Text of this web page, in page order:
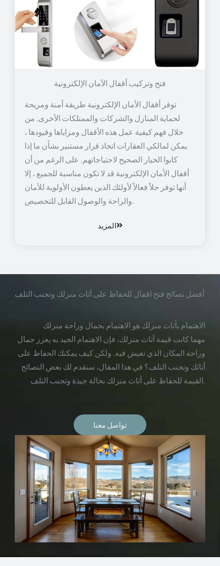
توفر أقفال الأمان الإلكترونية طريقة آمنة ومريحة
لحماية المنازل والشركات والممتلكات الأخرى. من
خلال فهم كيفية عمل هذه الأقفال ومزاياها وقيودها ،
يمكن لمالكي العقارات اتخاذ قرار مستنير بشأن ما إذا
كانوا الخيار الصحيح لاحتياجاتهم. على الرغم من أن
أقفال الأمان الإلكترونية قد لا تكون مناسبة للجميع ، إلا
أنها توفر حلاً فعالاً لأولئك الذين يعطون الأولوية للأمان
والراحة والوصول القابل للتخصيص.
المزيد
أفضل نصائح فتح اقفال للحفاظ على أثاث منزلك وتجنب التلف
الاهتمام بأثاث منزلك هو الاهتمام بجمال وراحة منزلك
مهما كانت قيمة أثاث منزلك، فإن الاهتمام الجيد به يعزز جمال
وراحة المكان الذي تعيش فيه. ولكن كيف يمكنك الحفاظ على
أثاثك وتجنب التلف؟ في هذا المقال، سنقدم لك بعض النصائح
القيمة للحفاظ على أثاث منزلك بحالة جيدة وتجنب التلف.
تواصل معنا